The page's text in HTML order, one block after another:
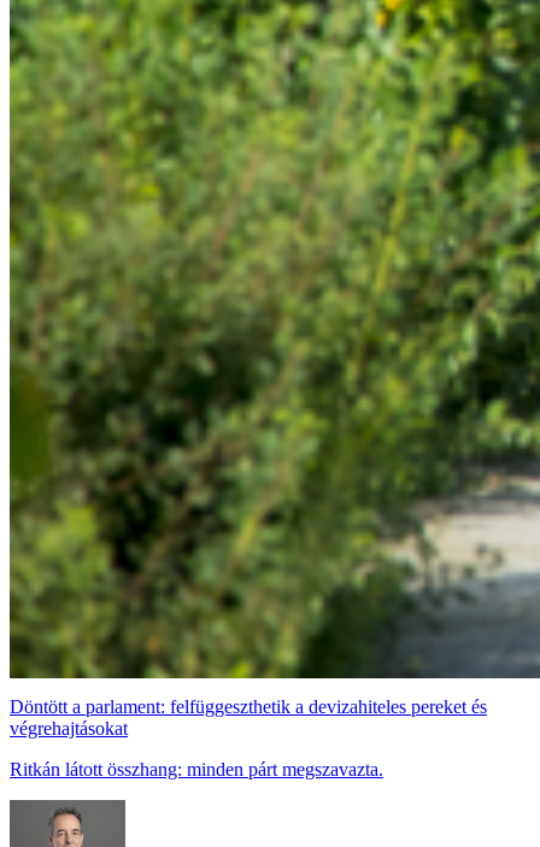
Döntött a parlament: felfüggeszthetik a devizahiteles pereket és
végrehajtásokat
Ritkán látott összhang: minden párt megszavazta.